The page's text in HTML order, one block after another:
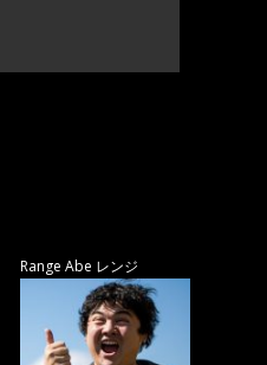
Range Abe レンジ